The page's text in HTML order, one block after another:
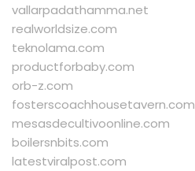
vallarpadathamma.net
realworldsize.com
teknolama.com
productforbaby.com
orb-z.com
fosterscoachhousetavern.com
mesasdecultivoonline.com
boilersnbits.com
latestviralpost.com